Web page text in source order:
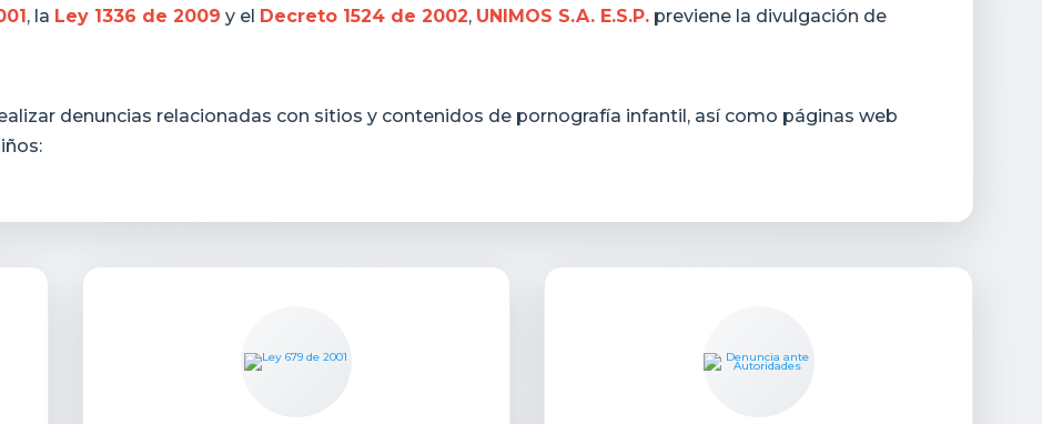
, la Ley 1336 de 2009 y el Decreto 1524 de 2002, UNIMOS S.A. E.S.P. previene la divulgación de
denuncias relacionadas con sitios y contenidos de pornografía infantil, así como páginas web